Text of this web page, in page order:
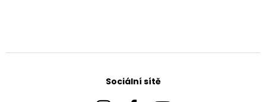
Sociální sítě